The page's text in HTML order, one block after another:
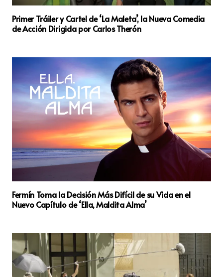
Primer Tráiler y Cartel de ‘La Maleta’, la Nueva Comedia
de Acción Dirigida por Carlos Therón
Fermín Toma la Decisión Más Difícil de su Vida en el
Nuevo Capítulo de ‘Ella, Maldita Alma’